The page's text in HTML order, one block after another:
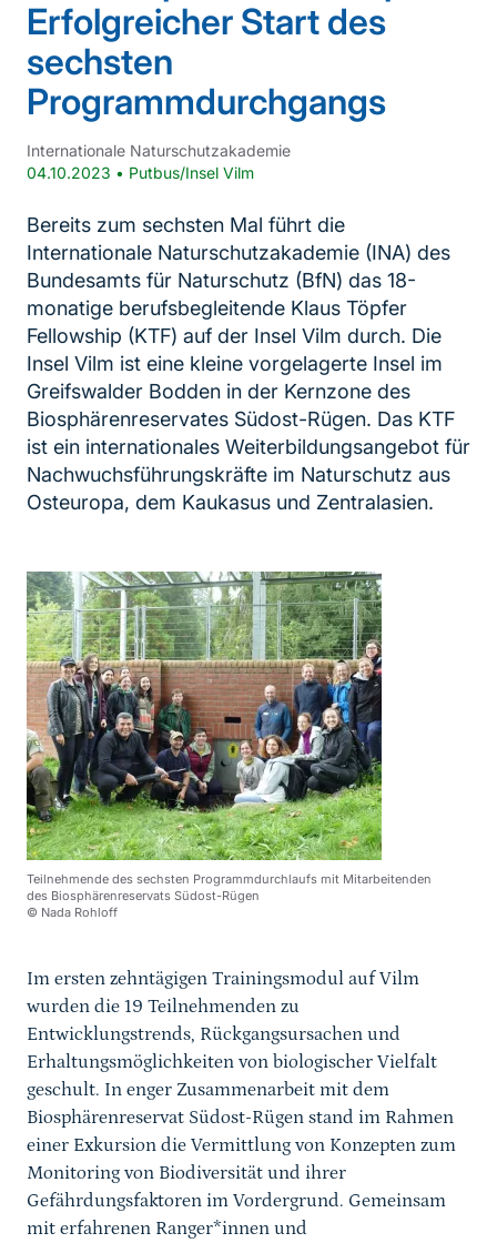
Erfolgreicher Start des
sechsten
Programmdurchgangs
Internationale Naturschutzakademie
04.10.2023 • Putbus/Insel Vilm
Bereits zum sechsten Mal führt die
Internationale Naturschutzakademie (INA) des
Bundesamts für Naturschutz (BfN) das 18-
monatige berufsbegleitende Klaus Töpfer
Fellowship (KTF) auf der Insel Vilm durch. Die
Insel Vilm ist eine kleine vorgelagerte Insel im
Greifswalder Bodden in der Kernzone des
Biosphärenreservates Südost-Rügen. Das KTF
ist ein internationales Weiterbildungsangebot für
Nachwuchsführungskräfte im Naturschutz aus
Osteuropa, dem Kaukasus und Zentralasien.
Teilnehmende des sechsten Programmdurchlaufs mit Mitarbeitenden
des Biosphärenreservats Südost-Rügen
© Nada Rohloff
Im ersten zehntägigen Trainingsmodul auf Vilm
wurden die 19 Teilnehmenden zu
Entwicklungstrends, Rückgangsursachen und
Erhaltungsmöglichkeiten von biologischer Vielfalt
geschult. In enger Zusammenarbeit mit dem
Biosphärenreservat Südost-Rügen stand im Rahmen
einer Exkursion die Vermittlung von Konzepten zum
Monitoring von Biodiversität und ihrer
Gefährdungsfaktoren im Vordergrund. Gemeinsam
mit erfahrenen Ranger*innen und